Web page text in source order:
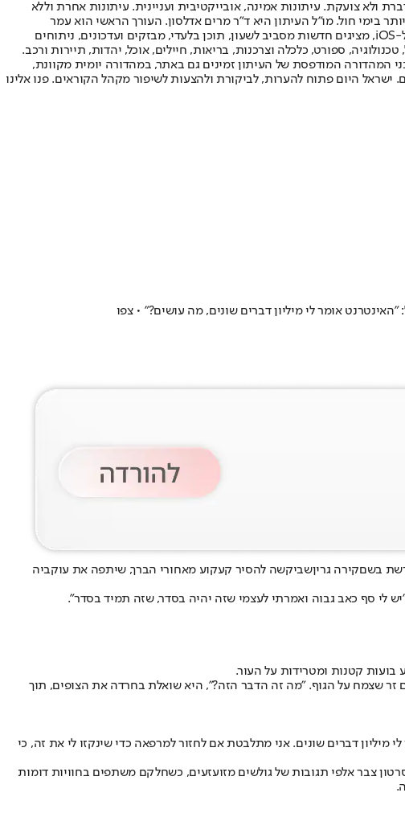
ולא צועקת. עיתונות אמינה, אובייקטיבית ועניינית. עיתונות אחרת וללא
בעל שיעור החשיפה הגבוה ביותר בימי חול. מו"ל העיתון היא ד"ר מרים אדלסון. העורך הראשי הוא עמר
לחמנוביץ, והעורך המייסד הוא עמוס רגב. אתרי האינטרנט של "ישראל היום" בעברית ובאנגלית, כמו כן היישומונים (אפליקציות) לאנדרואיד ול-iOS, מציגים חדשות מסביב לשעון, תוכן בלעדי, מבזקים ועדכונים, ניתוחים
ספורט, כלכלה וצרכנות, בריאות, חיילים, אוכל, יהדות, תיירות ורכב.
המהדורה המודפסת של העיתון זמינים גם באתר, במהדורה יומית מקוונת,
היום פתוח להערות, לביקורת ולהצעות לשיפור מקהל הקוראים. פנו אלינו
אומר לי מיליון דברים שונים, מה עושים?" • צפו
רשת בשםקירה גריןשביקשה להסיר קעקוע מאחורי הברך, שיתפה את עוקביה
לי סף כאב גבוה ואמרתי לעצמי שזה יהיה בסדר, שזה תמיד בסדר".
קטנות ומטרידות על העור.
זר שצמח על הגוף. "מה זה הדבר הזה?", היא שואלת בחרדה את הצופים, תוך
דברים שונים. אני מתלבטת אם לחזור למרפאה כדי שינקזו לי את זה, כי
צבר אלפי תגובות של גולשים מזועזעים, כשחלקם משתפים בחוויות דומות